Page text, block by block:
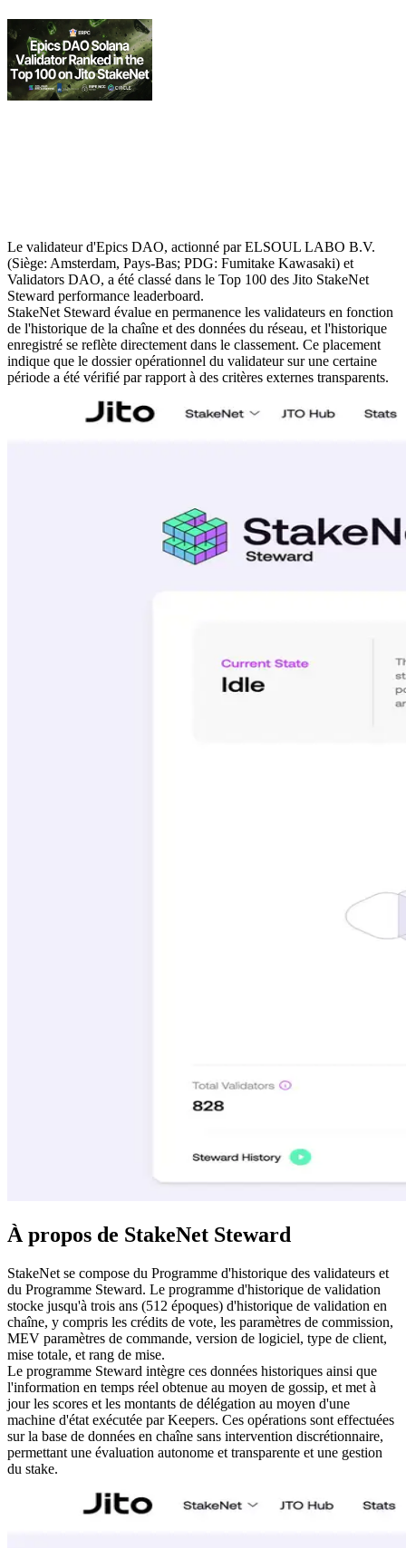
Le validateur d'Epics DAO, actionné par ELSOUL LABO B.V.
(Siège: Amsterdam, Pays-Bas; PDG: Fumitake Kawasaki) et
Validators DAO, a été classé dans le Top 100 des Jito StakeNet
Steward performance leaderboard.
StakeNet Steward évalue en permanence les validateurs en fonction
de l'historique de la chaîne et des données du réseau, et l'historique
enregistré se reflète directement dans le classement. Ce placement
indique que le dossier opérationnel du validateur sur une certaine
période a été vérifié par rapport à des critères externes transparents.
À propos de StakeNet Steward
StakeNet se compose du Programme d'historique des validateurs et
du Programme Steward. Le programme d'historique de validation
stocke jusqu'à trois ans (512 époques) d'historique de validation en
chaîne, y compris les crédits de vote, les paramètres de commission,
MEV paramètres de commande, version de logiciel, type de client,
mise totale, et rang de mise.
Le programme Steward intègre ces données historiques ainsi que
l'information en temps réel obtenue au moyen de gossip, et met à
jour les scores et les montants de délégation au moyen d'une
machine d'état exécutée par Keepers. Ces opérations sont effectuées
sur la base de données en chaîne sans intervention discrétionnaire,
permettant une évaluation autonome et transparente et une gestion
du stake.